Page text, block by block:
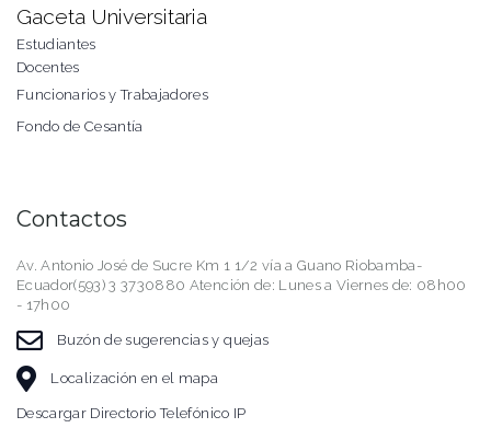
Gaceta Universitaria
Estudiantes
Docentes
Funcionarios y Trabajadores
Fondo de Cesantía
Contactos
Av. Antonio José de Sucre Km 1 1/2 vía a Guano Riobamba-
Ecuador(593) 3 3730880 Atención de: Lunes a Viernes de: 08h00
- 17h00
Buzón de sugerencias y quejas
Localización en el mapa
Descargar Directorio Telefónico IP